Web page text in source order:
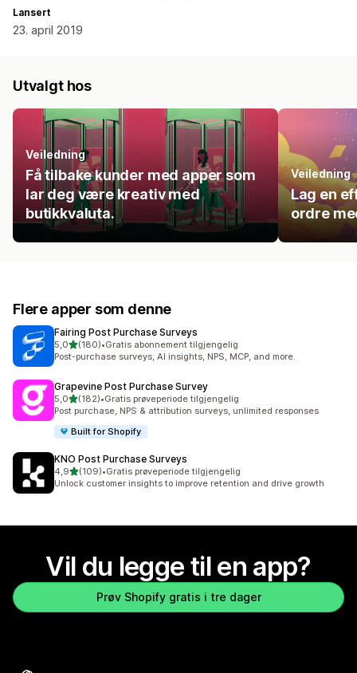
Lansert
23. april 2019
Utvalgt hos
Veiledning
Få tilbake kunder med apper som
lar deg være kreativ med
butikkvaluta.
Veiledning
Lag en
ordre
Flere apper som denne
Fairing Post Purchase Surveys
5,0av 5 stjerner
(180)
Totalt 180 omtaler
•Gratis abonnement tilgjengelig
Post-purchase surveys, AI insights, NPS, MCP, and more.
Grapevine Post Purchase Survey
5,0av 5 stjerner
(182)
Totalt 182 omtaler
•Gratis prøveperiode tilgjengelig
Post purchase, NPS & attribution surveys, unlimited responses
Built for Shopify
KNO Post Purchase Surveys
4,9av 5 stjerner
(109)
Totalt 109 omtaler
•Gratis prøveperiode tilgjengelig
Unlock customer insights to improve retention and drive growth
Vil du legge til en app?
Prøv Shopify gratis i tre dager